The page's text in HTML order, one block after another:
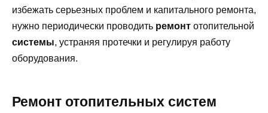
избежать серьезных проблем и капитального ремонта,
нужно периодически проводить ремонт отопительной
системы, устраняя протечки и регулируя работу
оборудования.
Ремонт отопительных систем